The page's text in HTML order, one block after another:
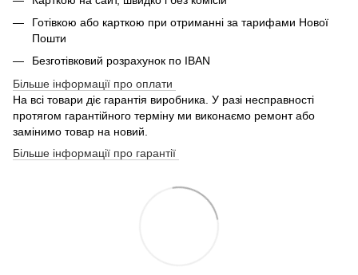
Готівкою або карткою при отриманні за тарифами Нової
Пошти
Безготівковий розрахунок по IBAN
Більше інформації про оплати
На всі товари діє гарантія виробника. У разі несправності
протягом гарантійного терміну ми виконаємо ремонт або
замінимо товар на новий.
Більше інформації про гарантії